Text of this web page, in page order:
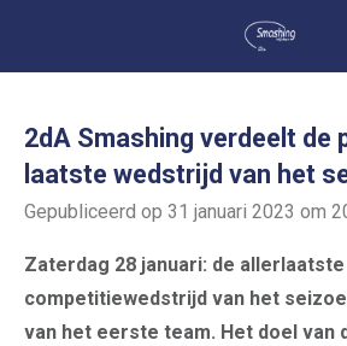
de
hoofdinhoud
2dA Smashing verdeelt de
laatste wedstrijd van het
Gepubliceerd op 31 januari 2023 om
Zaterdag 28 januari: de allerlaatste
competitiewedstrijd van het
van het eerste team. Het doel van